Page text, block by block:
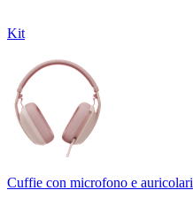
Kit
Cuffie con microfono e auricolari